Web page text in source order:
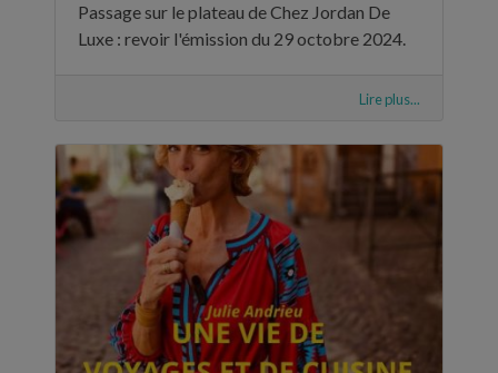
Passage sur le plateau de Chez Jordan De
Luxe : revoir l'émission du 29 octobre 2024.
Lire plus...